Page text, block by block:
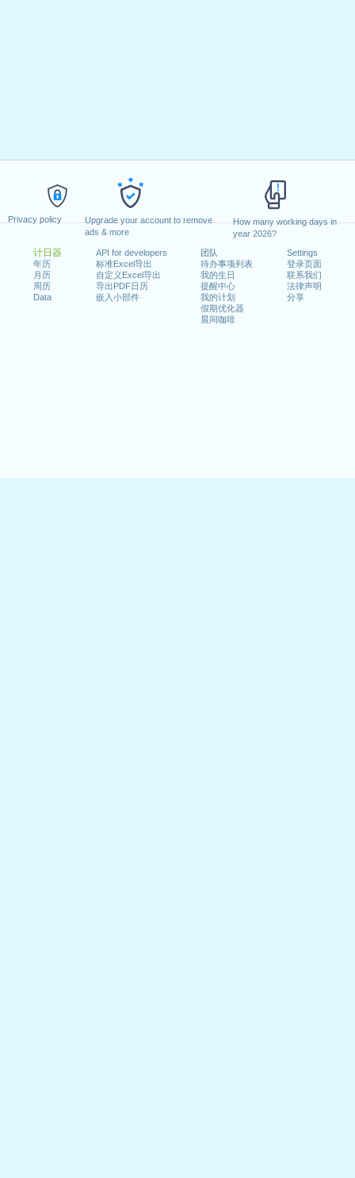
Privacy policy
Upgrade your account to remove
ads & more
How many working days in
year 2026?
计日器
年历
月历
周历
Data
API for developers
标准Excel导出
自定义Excel导出
导出PDF日历
嵌入小部件
团队
待办事项列表
我的生日
提醒中心
我的计划
假期优化器
晨间咖啡
Settings
登录页面
联系我们
法律声明
分享